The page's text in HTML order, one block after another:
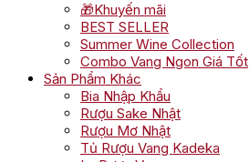
🎁Khuyến mãi
BEST SELLER
Summer Wine Collection
Combo Vang Ngon Giá Tốt
Sản Phẩm Khác
Bia Nhập Khẩu
Rượu Sake Nhật
Rượu Mơ Nhật
Tủ Rượu Vang Kadeka